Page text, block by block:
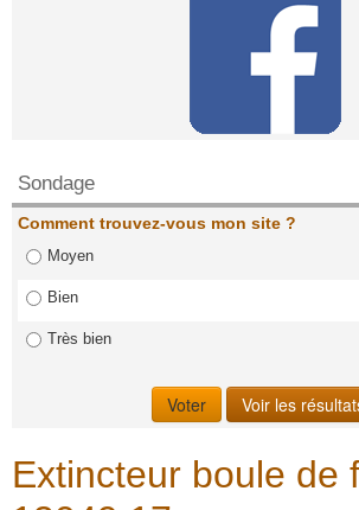
Sondage
Comment trouvez-vous mon site ?
Moyen
Bien
Très bien
Extincteur boule de